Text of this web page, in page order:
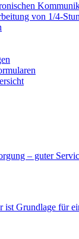
von 1/4-
– guter
ist Grundlage für